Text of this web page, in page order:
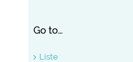
Go to…
Liste